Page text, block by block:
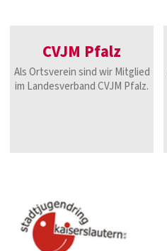
CVJM Pfalz
Als Ortsverein sind wir Mitglied
im Landesverband CVJM Pfalz.